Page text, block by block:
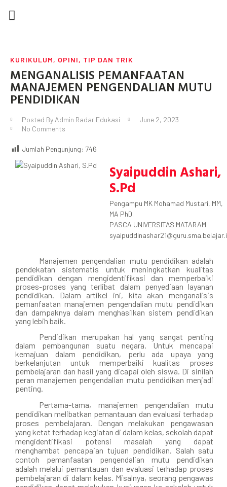
KURIKULUM, OPINI, TIP DAN TRIK
MENGANALISIS PEMANFAATAN
MANAJEMEN PENGENDALIAN MUTU
PENDIDIKAN
Posted By Admin Radar Edukasi
June 2, 2023
No Comments
Jumlah Pengunjung: 746
Syaipuddin Ashari,
S.Pd
Pengampu MK Mohamad Mustari, MM,
MA PhD.
PASCA UNIVERSITAS MATARAM
Manajemen pengendalian mutu pendidikan adalah
pendekatan sistematis untuk meningkatkan kualitas
pendidikan dengan mengidentifikasi dan memperbaiki
proses-proses yang terlibat dalam penyediaan layanan
pendidikan. Dalam artikel ini, kita akan menganalisis
pemanfaatan manajemen pengendalian mutu pendidikan
dan dampaknya dalam menghasilkan sistem pendidikan
yang lebih baik.
Pendidikan merupakan hal yang sangat penting
dalam pembangunan suatu negara. Untuk mencapai
kemajuan dalam pendidikan, perlu ada upaya yang
berkelanjutan untuk memperbaiki kualitas proses
pembelajaran dan hasil yang dicapai oleh siswa. Di sinilah
peran manajemen pengendalian mutu pendidikan menjadi
penting.
Pertama-tama, manajemen pengendalian mutu
pendidikan melibatkan pemantauan dan evaluasi terhadap
proses pembelajaran. Dengan melakukan pengawasan
yang ketat terhadap kegiatan di dalam kelas, sekolah dapat
mengidentifikasi potensi masalah yang dapat
menghambat pencapaian tujuan pendidikan. Salah satu
contoh pemanfaatan pengendalian mutu pendidikan
adalah melalui pemantauan dan evaluasi terhadap proses
pembelajaran di dalam kelas. Misalnya, seorang pengawas